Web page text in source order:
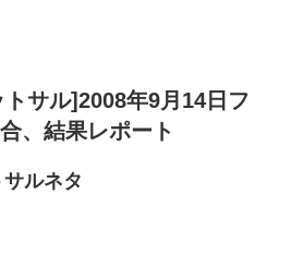
サル]2008年9月14日フ
、結果レポート
ルネタ